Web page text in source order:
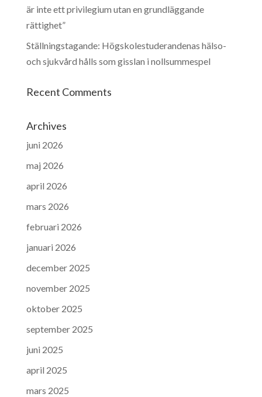
är inte ett privilegium utan en grundläggande
rättighet”
Ställningstagande: Högskolestuderandenas hälso-
och sjukvård hålls som gisslan i nollsummespel
Recent Comments
Archives
juni 2026
maj 2026
april 2026
mars 2026
februari 2026
januari 2026
december 2025
november 2025
oktober 2025
september 2025
juni 2025
april 2025
mars 2025